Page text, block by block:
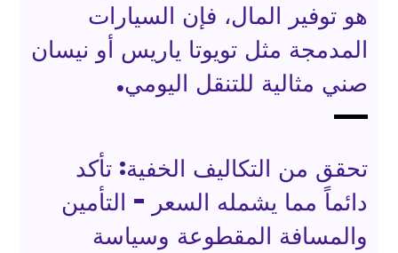
هو توفير المال، فإن السيارات
المدمجة مثل تويوتا ياريس أو نيسان
صني مثالية للتنقل اليومي.
تحقق من التكاليف الخفية: تأكد
دائماً مما يشمله السعر - التأمين
والمسافة المقطوعة وسياسة